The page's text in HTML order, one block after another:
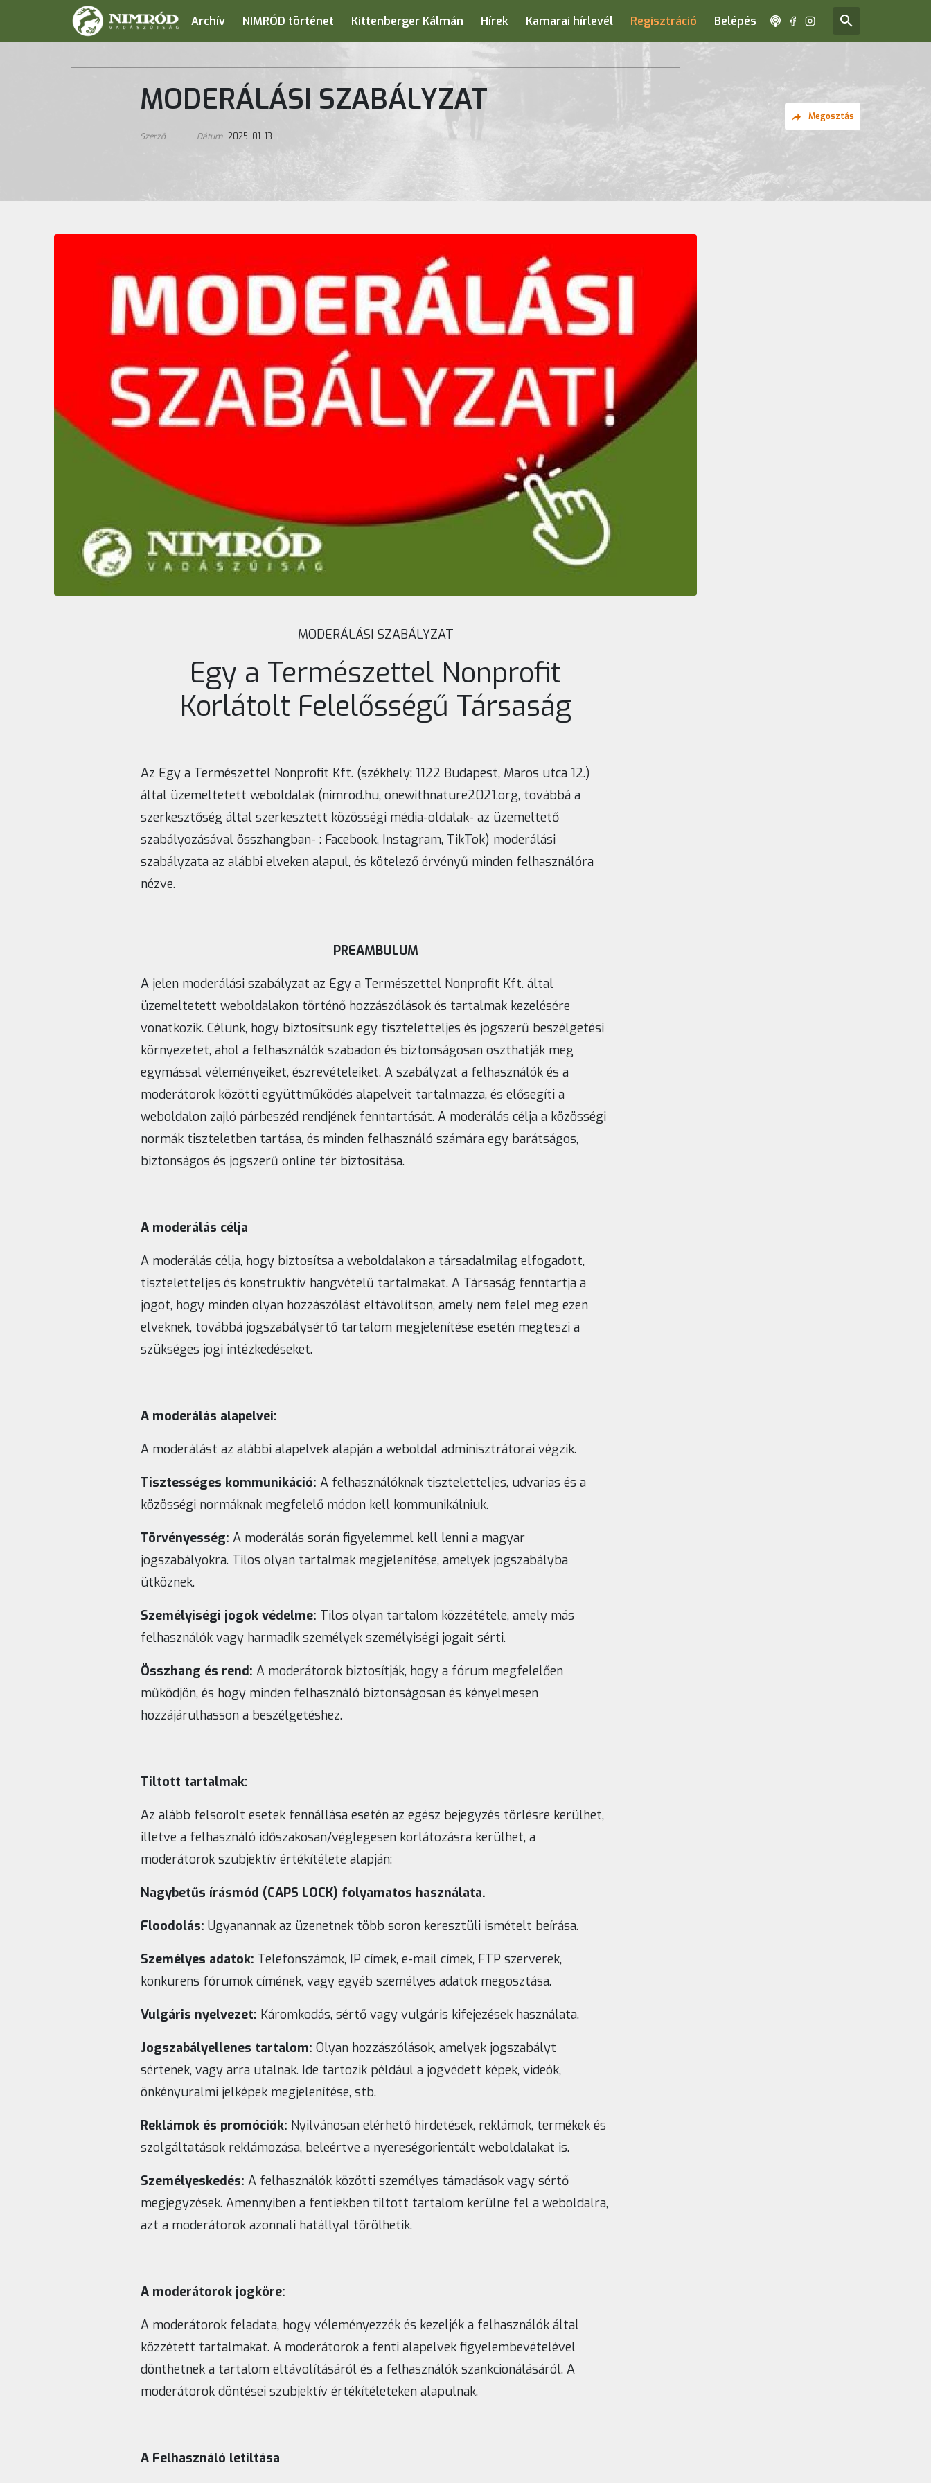
Archív NIMRÓD történet Kittenberger Kálmán Hírek Kamarai hírlevél Regisztráció Belépés
MODERÁLÁSI SZABÁLYZAT
Szerző Dátum 2025. 01. 13
Megosztás
MODERÁLÁSI SZABÁLYZAT
Egy a Természettel Nonprofit
Korlátolt Felelősségű Társaság
Az Egy a Természettel Nonprofit Kft. (székhely: 1122 Budapest, Maros utca 12.)
által üzemeltetett weboldalak (nimrod.hu, onewithnature2021.org, továbbá a
szerkesztőség által szerkesztett közösségi média-oldalak- az üzemeltető
szabályozásával összhangban- : Facebook, Instagram, TikTok) moderálási
szabályzata az alábbi elveken alapul, és kötelező érvényű minden felhasználóra
nézve.
PREAMBULUM
A jelen moderálási szabályzat az Egy a Természettel Nonprofit Kft. által
üzemeltetett weboldalakon történő hozzászólások és tartalmak kezelésére
vonatkozik. Célunk, hogy biztosítsunk egy tiszteletteljes és jogszerű beszélgetési
környezetet, ahol a felhasználók szabadon és biztonságosan oszthatják meg
egymással véleményeiket, észrevételeiket. A szabályzat a felhasználók és a
moderátorok közötti együttműködés alapelveit tartalmazza, és elősegíti a
weboldalon zajló párbeszéd rendjének fenntartását. A moderálás célja a közösségi
normák tiszteletben tartása, és minden felhasználó számára egy barátságos,
biztonságos és jogszerű online tér biztosítása.
A moderálás célja
A moderálás célja, hogy biztosítsa a weboldalakon a társadalmilag elfogadott,
tiszteletteljes és konstruktív hangvételű tartalmakat. A Társaság fenntartja a
jogot, hogy minden olyan hozzászólást eltávolítson, amely nem felel meg ezen
elveknek, továbbá jogszabálysértő tartalom megjelenítése esetén megteszi a
szükséges jogi intézkedéseket.
A moderálás alapelvei:
A moderálást az alábbi alapelvek alapján a weboldal adminisztrátorai végzik.
Tisztességes kommunikáció: A felhasználóknak tiszteletteljes, udvarias és a
közösségi normáknak megfelelő módon kell kommunikálniuk.
Törvényesség: A moderálás során figyelemmel kell lenni a magyar
jogszabályokra. Tilos olyan tartalmak megjelenítése, amelyek jogszabályba
ütköznek.
Személyiségi jogok védelme: Tilos olyan tartalom közzététele, amely más
felhasználók vagy harmadik személyek személyiségi jogait sérti.
Összhang és rend: A moderátorok biztosítják, hogy a fórum megfelelően
működjön, és hogy minden felhasználó biztonságosan és kényelmesen
hozzájárulhasson a beszélgetéshez.
Tiltott tartalmak:
Az alább felsorolt esetek fennállása esetén az egész bejegyzés törlésre kerülhet,
illetve a felhasználó időszakosan/véglegesen korlátozásra kerülhet, a
moderátorok szubjektív értékítélete alapján:
Nagybetűs írásmód (CAPS LOCK) folyamatos használata.
Floodolás: Ugyanannak az üzenetnek több soron keresztüli ismételt beírása.
Személyes adatok: Telefonszámok, IP címek, e-mail címek, FTP szerverek,
konkurens fórumok címének, vagy egyéb személyes adatok megosztása.
Vulgáris nyelvezet: Káromkodás, sértő vagy vulgáris kifejezések használata.
Jogszabályellenes tartalom: Olyan hozzászólások, amelyek jogszabályt
sértenek, vagy arra utalnak. Ide tartozik például a jogvédett képek, videók,
önkényuralmi jelképek megjelenítése, stb.
Reklámok és promóciók: Nyilvánosan elérhető hirdetések, reklámok, termékek és
szolgáltatások reklámozása, beleértve a nyereségorientált weboldalakat is.
Személyeskedés: A felhasználók közötti személyes támadások vagy sértő
megjegyzések. Amennyiben a fentiekben tiltott tartalom kerülne fel a weboldalra,
azt a moderátorok azonnali hatállyal törölhetik.
A moderátorok jogköre:
A moderátorok feladata, hogy véleményezzék és kezeljék a felhasználók által
közzétett tartalmakat. A moderátorok a fenti alapelvek figyelembevételével
dönthetnek a tartalom eltávolításáról és a felhasználók szankcionálásáról. A
moderátorok döntései szubjektív értékítéleteken alapulnak.
A Felhasználó letiltása